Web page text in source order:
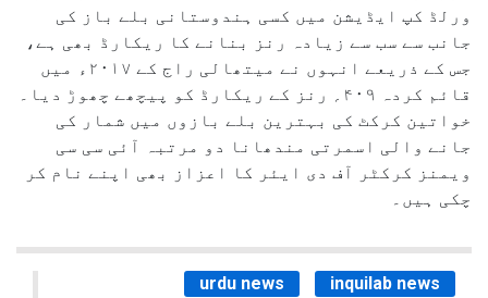
ورلڈ کپ ایڈیشن میں کسی ہندوستانی بلے باز کی
جانب سے سب سے زیادہ رنز بنانے کا ریکارڈ بھی ہے،
جس کے ذریعے انہوں نے میتھالی راج کے ۲۰۱۷ء میں
قائم کردہ ۴۰۹؍ رنز کے ریکارڈ کو پیچھے چھوڑ دیا۔
خواتین کرکٹ کی بہترین بلے بازوں میں شمار کی
جانے والی اسمرتی مندھانا دو مرتبہ آئی سی سی
ویمنز کرکٹر آف دی ایئر کا اعزاز بھی اپنے نام کر
چکی ہیں۔
urdu news
inquilab news